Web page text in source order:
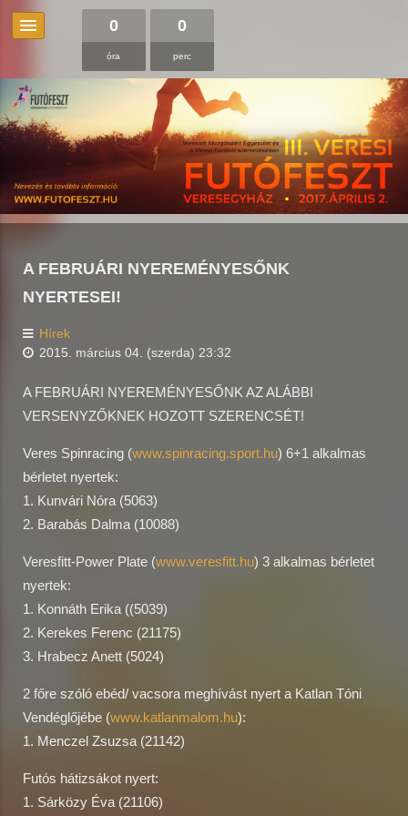
0
óra
0
perc
A FEBRUÁRI NYEREMÉNYESŐNK
NYERTESEI!
Hírek
2015. március 04. (szerda) 23:32
A FEBRUÁRI NYEREMÉNYESŐNK AZ ALÁBBI
VERSENYZŐKNEK HOZOTT SZERENCSÉT!
Veres Spinracing (www.spinracing.sport.hu) 6+1 alkalmas
bérletet nyertek:
1. Kunvári Nóra (5063)
2. Barabás Dalma (10088)
Veresfitt-Power Plate (www.veresfitt.hu) 3 alkalmas bérletet
nyertek:
1. Konnáth Erika ((5039)
2. Kerekes Ferenc (21175)
3. Hrabecz Anett (5024)
2 főre szóló ebéd/ vacsora meghívást nyert a Katlan Tóni
Vendéglőjébe (www.katlanmalom.hu):
1. Menczel Zsuzsa (21142)
Futós hátizsákot nyert:
1. Sárközy Éva (21106)